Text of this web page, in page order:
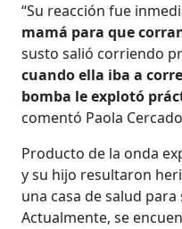
“Su reacción fue
mamá para que
susto salió corriendo
cuando ella iba a
bomba le explotó
comentó Paola
Producto de la onda
y su hijo resultaron
una casa de salud
Actualmente, se